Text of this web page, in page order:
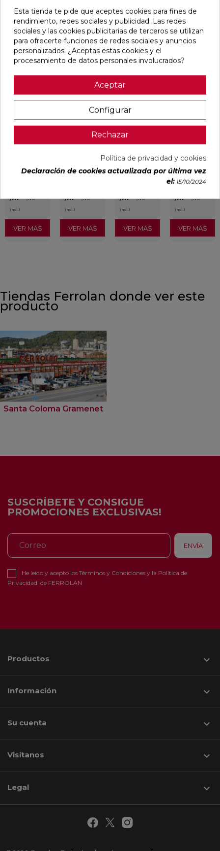
Pensamos que te puede interesar
/m²
(IVA
incl.)
favorite
VER MÁS
MOON STRIP
29,5X59,5
Colorker
/m²
(IVA
incl.)
favorite
VER MÁS
C MATE
29,5X59,5
Ref:
Colorker
/m²
(IVA
incl.)
favorite
VER MÁS
MATE 31X98
Ref:
PVP
/m²
(IVA
incl.)
favorite
VER MÁS
Tiendas Ferrolan donde ver este
producto
Santa Coloma Gramenet
SUSCRÍBETE Y CONSIGUE
PROMOCIONES EXCLUSIVAS!
He leído y acepto los Términos y Condiciones y la Política de
Privacidad de FERROLAN
Productos 
Información 
Su cuenta 
Visítanos keyboard_arrow_down
Legal 
Esta tienda te pide que aceptes cookies para fines de
rendimiento, redes sociales y publicidad. Las redes
sociales y las cookies publicitarias de terceros se utilizan
para ofrecerte funciones de redes sociales y anuncios
personalizados. ¿Aceptas estas cookies y el
procesamiento de datos personales involucrados?
Aceptar
Configurar
Rechazar
Política de privacidad y cookies
Declaración de cookies actualizada por última vez
el: 15/10/2024